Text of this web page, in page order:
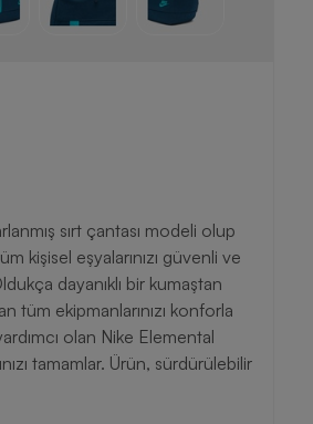
sırt çantası modeli olup
kişisel eşyalarınızı güvenli ve
dayanıklı bir kumaştan
ekipmanlarınızı konforla
olan Nike Elemental
tamamlar. Ürün, sürdürülebilir